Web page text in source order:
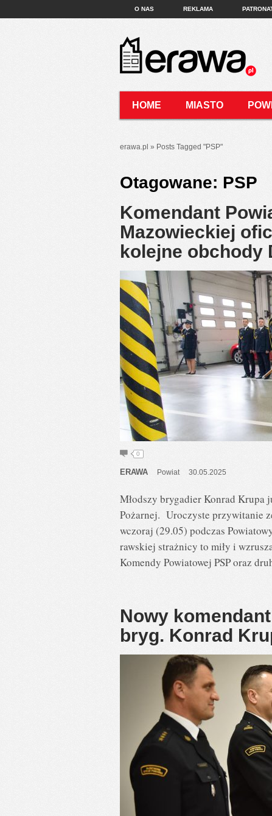
O NAS REKLAMA
HOME MIASTO
erawa.pl » Posts Tagged "PSP"
Otagowane: PSP
Komendant
Mazowieckiej
kolejne obchody
0
ERAWA Powiat 30.05.2025
Młodszy brygadier Konrad Krupa
Pożarnej. Uroczyste przywitanie
wczoraj (29.05) podczas
rawskiej strażnicy to miły i
Komendy Powiatowej PSP oraz
Nowy
bryg. Konrad